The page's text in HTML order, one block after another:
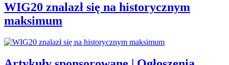
WIG20 znalazł się na historycznym
maksimum